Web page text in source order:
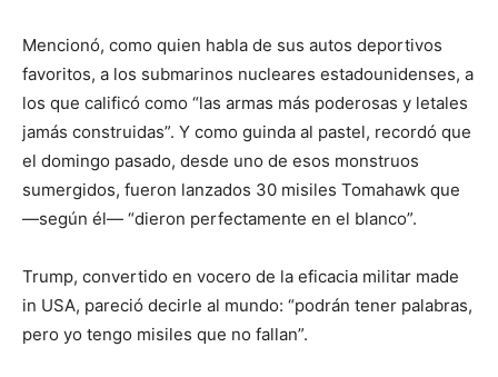
Mencionó, como quien habla de sus autos deportivos
favoritos, a los submarinos nucleares estadounidenses, a
los que calificó como “las armas más poderosas y letales
jamás construidas”. Y como guinda al pastel, recordó que
el domingo pasado, desde uno de esos monstruos
sumergidos, fueron lanzados 30 misiles Tomahawk que
—según él— “dieron perfectamente en el blanco”.
Trump, convertido en vocero de la eficacia militar made
in USA, pareció decirle al mundo: “podrán tener palabras,
pero yo tengo misiles que no fallan”.